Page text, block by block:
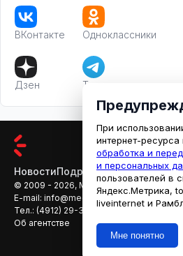
ВКонтакте Одноклассники
Дзен Телеграм
НовостиПодробностиАфиша
© 2009 - 2026, МЕДИАРЯЗАНЬ
E-mail: info@mediaryazan.ru,
Тел.: (4912) 29-33-66
Об агентстве
При
интернет-ресурса
обработка и
и персональных
пользователей в
Яндекс.Метрика,
liveinternet и
Мне понятно